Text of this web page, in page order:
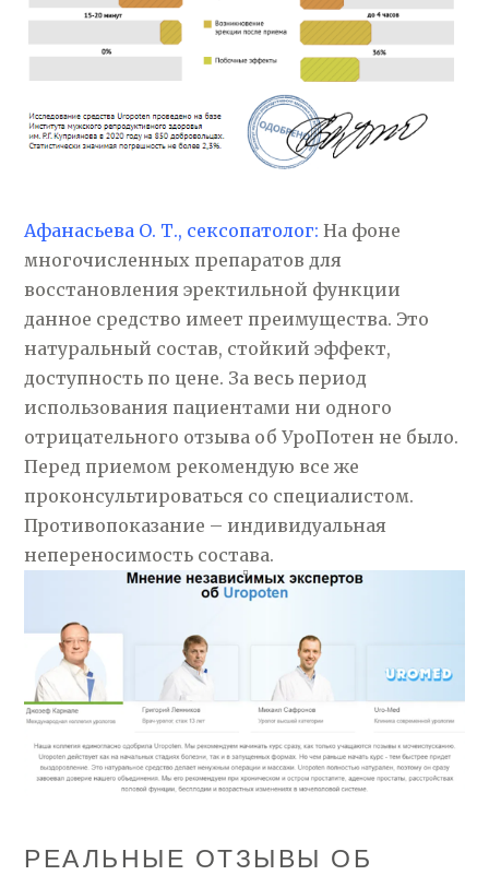
Афанасьева О. Т., сексопатолог: На фоне
многочисленных препаратов для
восстановления эректильной функции
данное средство имеет преимущества. Это
натуральный состав, стойкий эффект,
доступность по цене. За весь период
использования пациентами ни одного
отрицательного отзыва об УроПотен не было.
Перед приемом рекомендую все же
проконсультироваться со специалистом.
Противопоказание – индивидуальная
непереносимость состава.
РЕАЛЬНЫЕ ОТЗЫВЫ ОБ